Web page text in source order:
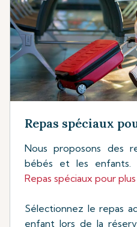
Repas spéciaux
Nous proposons des
bébés et les enfants.
Repas spéciaux pour
Sélectionnez le repas
enfant lors de la